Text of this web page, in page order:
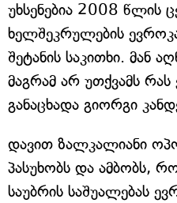
უხსენებია 2008 წლის
ხელშეკრულების
შეტანის საკითხი. მან
მაგრამ არ უთქვამს
განაცხადა გიორგი
დავით ზალკალიანი
პასუხობს და ამბობს,
საუბრის საშუალებას